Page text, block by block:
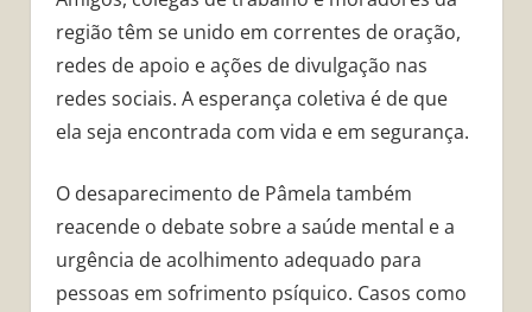
região têm se unido em correntes de oração,
redes de apoio e ações de divulgação nas
redes sociais. A esperança coletiva é de que
ela seja encontrada com vida e em segurança.
O desaparecimento de Pâmela também
reacende o debate sobre a saúde mental e a
urgência de acolhimento adequado para
pessoas em sofrimento psíquico. Casos como